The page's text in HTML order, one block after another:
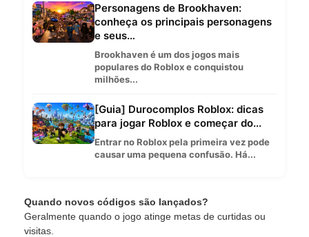
Personagens de Brookhaven:
conheça os principais personagens
e seus…
Brookhaven é um dos jogos mais
populares do Roblox e conquistou
milhões...
[Guia] Durocomplos Roblox: dicas
para jogar Roblox e começar do...
Entrar no Roblox pela primeira vez pode
causar uma pequena confusão. Há...
Quando novos códigos são lançados?
Geralmente quando o jogo atinge metas de curtidas ou
visitas.